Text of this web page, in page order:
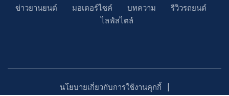
ข่าวยานยนต์ มอเตอร์ไซค์ บทความ
รีวิวรถยนต์
ไลฟ์สไตล์
นโยบายเกี่ยวกับการใช้งานคุกกี้